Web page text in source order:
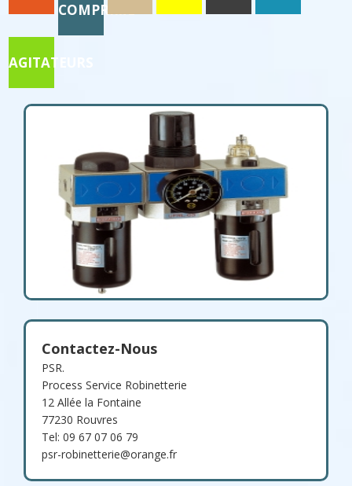
COMPRIME
AGITATEURS
Contactez-Nous
PSR.
Process Service Robinetterie
12 Allée la Fontaine
77230 Rouvres
Tel: 09 67 07 06 79
psr-robinetterie@orange.fr